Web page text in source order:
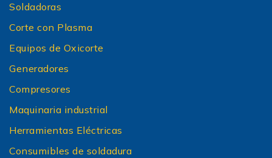
Soldadoras
Corte con Plasma
Equipos de Oxicorte
Generadores
Compresores
Maquinaria industrial
Herramientas Eléctricas
Consumibles de soldadura